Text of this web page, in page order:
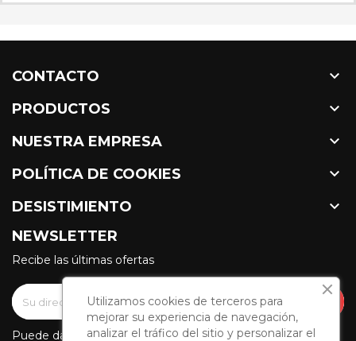
CONTACTO 
PRODUCTOS 
NUESTRA EMPRESA 
POLÍTICA DE COOKIES 
DESISTIMIENTO 
NEWSLETTER
Recibe las últimas ofertas
Puede darse de baja en cualquier momento. Para ello,
Utilizamos cookies de terceros para
mejorar su experiencia de navegación,
analizar el tráfico del sitio y personalizar el